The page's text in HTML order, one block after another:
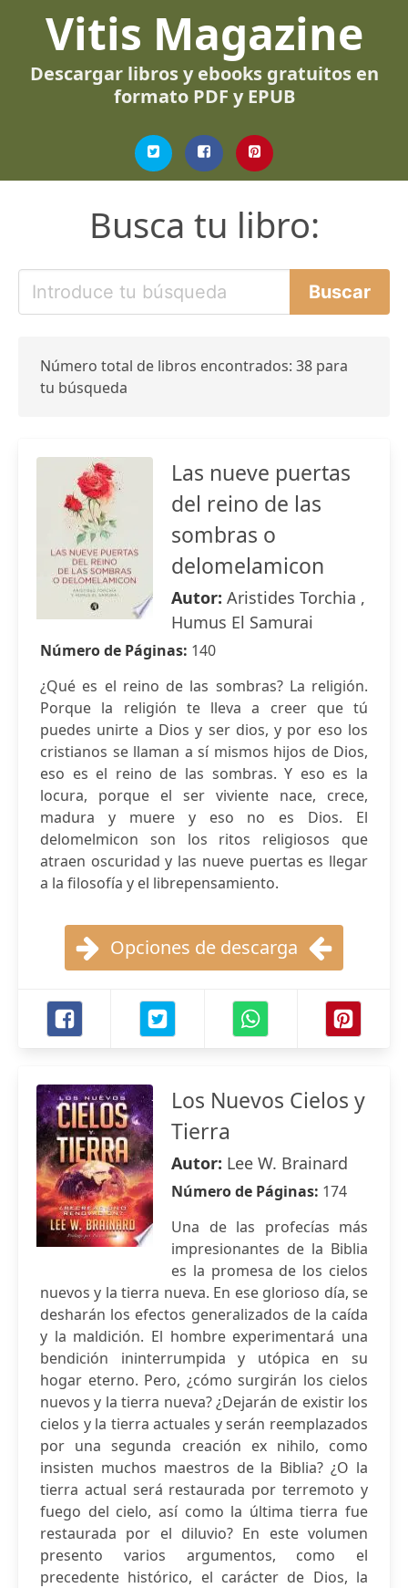
Vitis Magazine
Descargar libros y ebooks gratuitos en
formato PDF y EPUB
Busca tu libro:
Número total de libros encontrados: 38 para
tu búsqueda
Las nueve puertas
del reino de las
sombras o
delomelamicon
Autor: Aristides Torchia ,
Humus El Samurai
Número de Páginas: 140
¿Qué es el reino de las sombras? La religión.
Porque la religión te lleva a creer que tú
puedes unirte a Dios y ser dios, y por eso los
cristianos se llaman a sí mismos hijos de Dios,
eso es el reino de las sombras. Y eso es la
locura, porque el ser viviente nace, crece,
madura y muere y eso no es Dios. El
delomelmicon son los ritos religiosos que
atraen oscuridad y las nueve puertas es llegar
a la filosofía y el librepensamiento.
Opciones de descarga
Los Nuevos Cielos y
Tierra
Autor: Lee W. Brainard
Número de Páginas: 174
Una de las profecías más
impresionantes de la Biblia
es la promesa de los cielos
nuevos y la tierra nueva. En ese glorioso día, se
desharán los efectos generalizados de la caída
y la maldición. El hombre experimentará una
bendición ininterrumpida y utópica en su
hogar eterno. Pero, ¿cómo surgirán los cielos
nuevos y la tierra nueva? ¿Dejarán de existir los
cielos y la tierra actuales y serán reemplazados
por una segunda creación ex nihilo, como
insisten muchos maestros de la Biblia? ¿O la
tierra actual será restaurada por terremoto y
fuego del cielo, así como la última tierra fue
restaurada por el diluvio? En este volumen
presento varios argumentos, como el
precedente histórico, el carácter de Dios, la